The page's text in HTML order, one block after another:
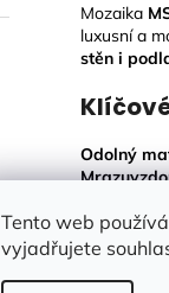
Tento web
vyjadřujete
Mozaika
luxusní a
stěn i
Odolný